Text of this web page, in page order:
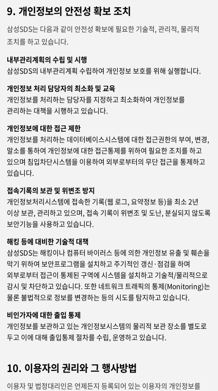
9. 개인정보의 안전성 확보 조치
삼성SDS는 다음과 같이 안전성 확보에 필요한 기술적, 관리적, 물리적
조치를 하고 있습니다.
내부관리계획의 수립 및 시행
삼성SDS의 내부관리계획 수립하여 개인정보 보호를 위해 실행합니다.
개인정보 처리 담당자의 최소화 및 교육
개인정보를 처리하는 담당자를 지정하고 최소화하여 개인정보를
관리하는 대책을 시행하고 있습니다.
개인정보에 대한 접근 제한
개인정보를 처리하는 데이터베이스시스템에 대한 접근권한의 부여, 변경,
말소를 통하여 개인정보에 대한 접근통제를 위하여 필요한 조치를 하고
있으며 침입차단시스템을 이용하여 외부로부터의 무단 접근을 통제하고
있습니다.
접속기록의 보관 및 위변조 방지
개인정보처리시스템에 접속한 기록(웹 로그, 요약정보 등)을 최소 2년
이상 보관, 관리하고 있으며, 접속 기록이 위변조 및 도난, 분실되지 않도록
보안기능을 사용하고 있습니다.
해킹 등에 대비한 기술적 대책
삼성SDS는 해킹이나 컴퓨터 바이러스 등에 의한 개인정보 유출 및 훼손을
막기 위하여 보안프로그램을 설치하고 주기적인 갱신·점검을 하며
외부로부터 접근이 통제된 구역에 시스템을 설치하고 기술적/물리적으로
감시 및 차단하고 있습니다. 또한 네트워크 트래픽의 통제(Monitoring)는
물론 불법적으로 정보를 변경하는 등의 시도를 탐지하고 있습니다.
비인가자에 대한 출입 통제
개인정보를 보관하고 있는 개인정보시스템의 물리적 보관 장소를 별도로
두고 이에 대해 출입통제 절차를 수립, 운영하고 있습니다.
10. 이용자의 권리와 그 행사방법
이용자 및 법정대리인은 언제든지 등록되어 있는 이용자의 개인정보를